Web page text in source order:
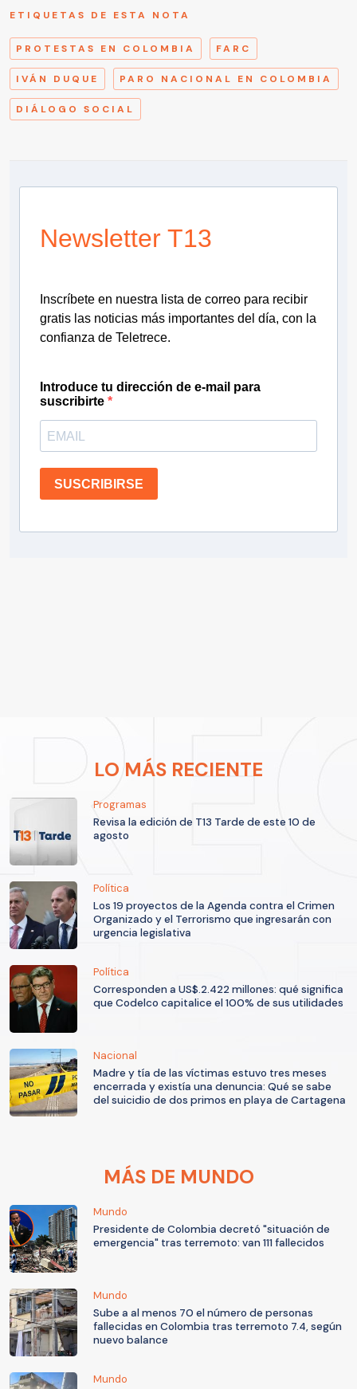
ETIQUETAS DE ESTA NOTA
PROTESTAS EN COLOMBIA FARC
IVÁN DUQUE PARO NACIONAL EN COLOMBIA
DIÁLOGO SOCIAL
Newsletter T13
Inscríbete en nuestra lista de correo para recibir
gratis las noticias más importantes del día, con la
confianza de Teletrece.
Introduce tu dirección de e-mail para
suscribirte
SUSCRIBIRSE
LO MÁS RECIENTE
Programas
Revisa la edición de T13 Tarde de este 10 de
agosto
Política
Los 19 proyectos de la Agenda contra el Crimen
Organizado y el Terrorismo que ingresarán con
urgencia legislativa
Política
Corresponden a US$.2.422 millones: qué significa
que Codelco capitalice el 100% de sus utilidades
Nacional
Madre y tía de las víctimas estuvo tres meses
encerrada y existía una denuncia: Qué se sabe
del suicidio de dos primos en playa de Cartagena
MÁS DE MUNDO
Mundo
Presidente de Colombia decretó "situación de
emergencia" tras terremoto: van 111 fallecidos
Mundo
Sube a al menos 70 el número de personas
fallecidas en Colombia tras terremoto 7.4, según
nuevo balance
Mundo